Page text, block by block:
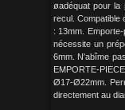
øadéquat pour la
recul. Compatible
: 13mm.
nécessite un
6mm. N'abîme
EMPORTE-
Ø17-Ø22mm.
directement au